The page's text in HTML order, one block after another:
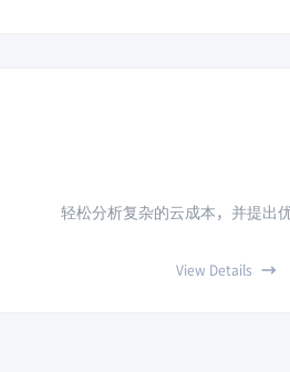
轻松分析复杂的云成本，并提出
View Details →